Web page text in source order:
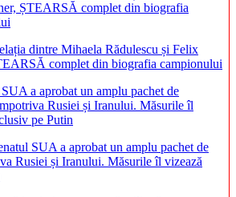
dintre Mihaela Rădulescu și Felix
complet din biografia campionului
SUA a aprobat un amplu pachet de
Rusiei și Iranului. Măsurile îl vizează